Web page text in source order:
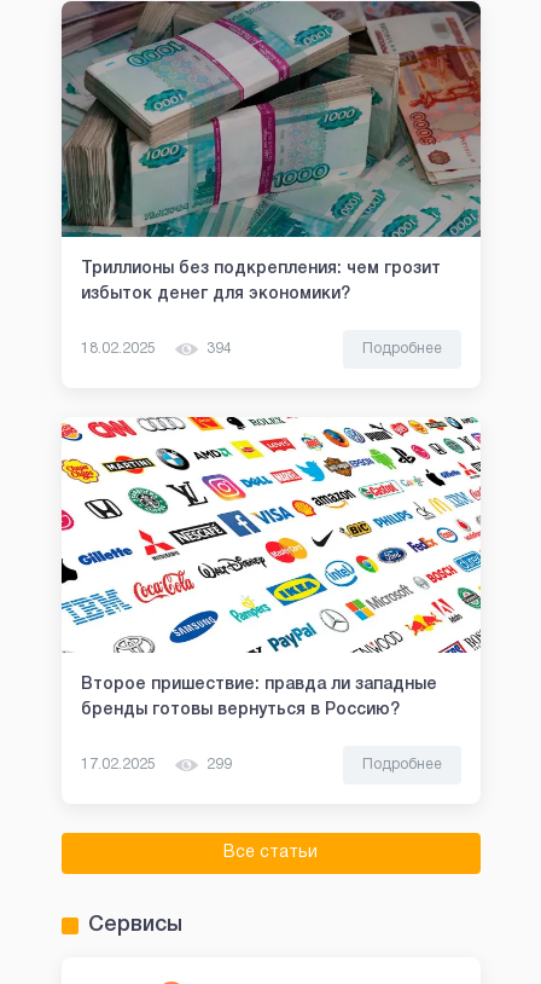
Триллионы без подкрепления: чем грозит
избыток денег для экономики?
18.02.2025 394 Подробнее
Второе пришествие: правда ли западные
бренды готовы вернуться в Россию?
17.02.2025 299 Подробнее
Все статьи
Сервисы